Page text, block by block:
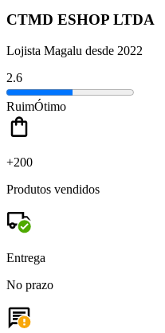
CTMD ESHOP LTDA
Lojista Magalu desde 2022
2.6
RuimÓtimo
+200
Produtos vendidos
Entrega
No prazo